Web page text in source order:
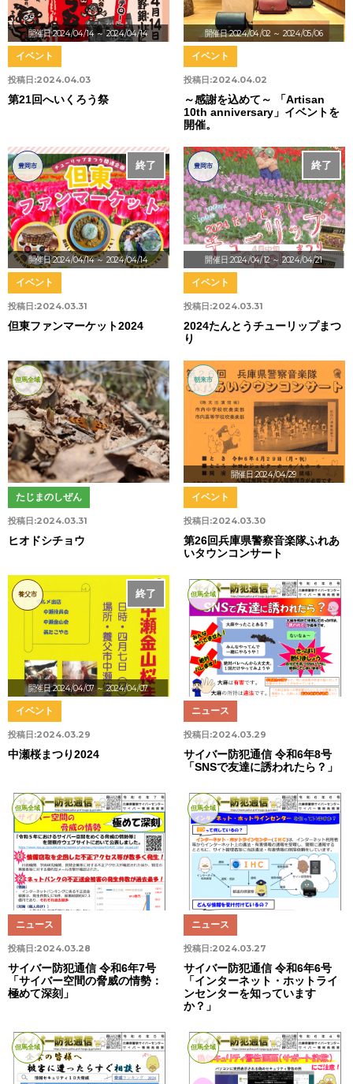
開催日:2024/04/14～ 2024/04/14
投稿日:2024.04.03
イベント
第21回へいくろう祭
開催日:2024/04/02 ～ 2024/05/06
投稿日:2024.04.02
イベント
～感謝を込めて～ 「Artisan
10th anniversary」イベントを
開催。
開催日:2024/04/14～ 2024/04/14
終了
豊岡市
投稿日:2024.03.31
イベント
但東ファンマーケット2024
開催日:2024/04/12～ 2024/04/21
終了
豊岡市
投稿日:2024.03.31
イベント
2024たんとうチューリップまつ
り
但馬全域
投稿日:2024.03.31
たじまのしぜん
ヒオドシチョウ
開催日:2024/04/29
朝来市
投稿日:2024.03.30
イベント
第26回兵庫県警察音楽隊ふれあ
いタウンコンサート
開催日:2024/04/07～ 2024/04/07
終了
養父市
投稿日:2024.03.29
イベント
中瀬桜まつり2024
但馬全域
投稿日:2024.03.29
ニュース
サイバー防犯通信 令和6年8号
「SNSで友達に誘われたら？」
但馬全域
投稿日:2024.03.28
ニュース
サイバー防犯通信 令和6年7号
「サイバー空間の脅威の情勢：
極めて深刻」
但馬全域
投稿日:2024.03.27
ニュース
サイバー防犯通信 令和6年6号
「インターネット・ホットライ
ンセンターを知っています
か？」
但馬全域 但馬全域